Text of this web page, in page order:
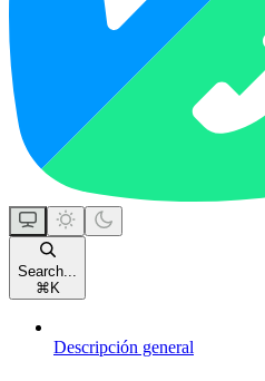
Search...
⌘ K
Descripción general